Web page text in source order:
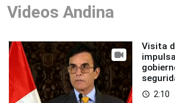
Videos Andina
Visita
access_time 2:10